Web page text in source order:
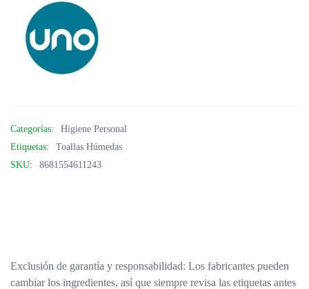
Categorías:
Higiene Personal
Etiquetas:
Toallas Húmedas
SKU:
8681554611243
Exclusión de garantía y responsabilidad: Los fabricantes pueden
cambiar los ingredientes, así que siempre revisa las etiquetas antes